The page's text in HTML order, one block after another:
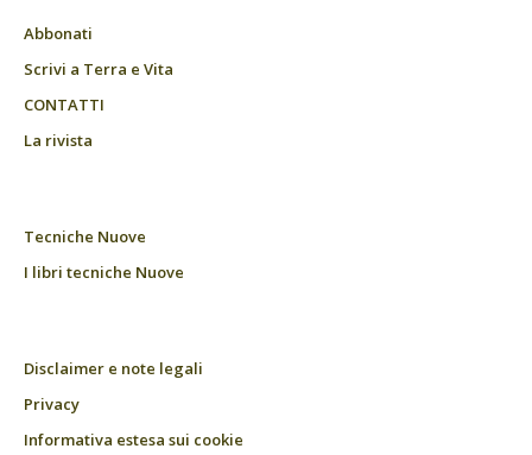
Abbonati
Scrivi a Terra e Vita
CONTATTI
La rivista
Tecniche Nuove
I libri tecniche Nuove
Disclaimer e note legali
Privacy
Informativa estesa sui cookie